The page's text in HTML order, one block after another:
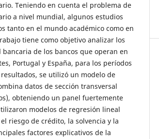
Teniendo en cuenta el problema de
a nivel mundial, algunos estudios
tanto en el mundo académico como en
tiene como objetivo analizar los
de los bancos que operan en
Portugal y España, para los períodos
se utilizó un modelo de
datos de sección transversal
obteniendo un panel fuertemente
modelos de regresión lineal
riesgo de crédito, la solvencia y la
factores explicativos de la